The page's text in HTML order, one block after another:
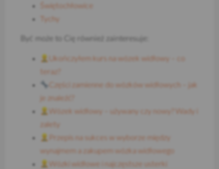
Świętochłowice
Tychy
Być może to Cię również zainteresuje:
Ukończyłem kurs na wózek widłowy – co
teraz?
Części zamienne do wózków widłowych – jak
je znaleźć?
Wózek widłowy – używany czy nowy? Wady i
zalety
Przepis na sukces w wyborze między
wynajmem a zakupem wózka widłowego
Wózki widłowe i najczęstsze usterki